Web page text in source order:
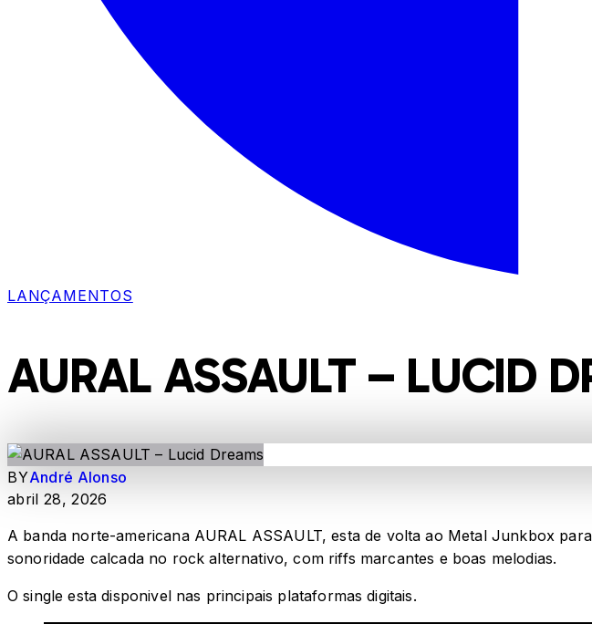
LANÇAMENTOS
AURAL ASSAULT – LUCID
BYAndré Alonso
abril 28, 2026
A banda norte-americana AURAL ASSAULT, esta de volta ao Metal Junkbox
sonoridade calcada no rock alternativo, com riffs marcantes e boas melodias.
O single esta disponivel nas principais plataformas digitais.